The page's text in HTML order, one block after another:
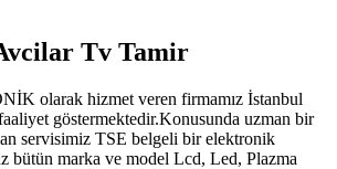
Tv Tamir
olarak hizmet veren firmamız İstanbul
göstermektedir.Konusunda uzman bir
servisimiz TSE belgeli bir elektronik
bütün marka ve model Lcd, Led, Plazma